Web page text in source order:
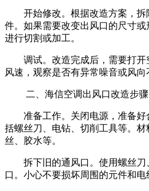
开始修改。根据改造方案，拆
件。如果需要改变出风口的尺寸
进行切割或加工。
调试。改造完成后，需要打开
风速，观察是否有异常噪音或风向
二、海信空调出风口改造步骤
准备工作。关闭电源，准备好
括螺丝刀、电钻、切削工具等。
丝、胶水等。
拆下旧的通风口。使用螺丝刀
口。小心不要损坏周围的元件和电